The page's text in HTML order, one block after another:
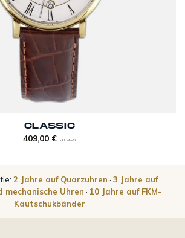
CLASSIC
409,00 € inkl. MwSt
2 Jahre auf Quarzuhren · 3 Jahre auf
Uhren · 10 Jahre auf FKM-
Kautschukbänder